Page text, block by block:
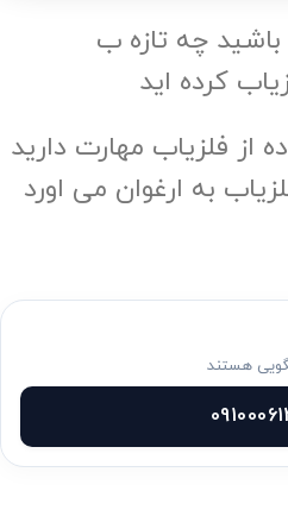
چه تازه ب
کرده اید
از فلزیاب مهارت دارید
به ارغوان می اورد
هستند